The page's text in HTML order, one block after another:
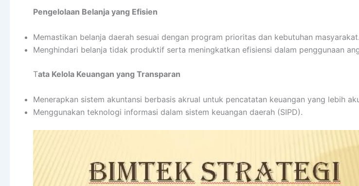
Pengelolaan Belanja yang Efisien
Memastikan belanja daerah sesuai dengan program prioritas dan kebutuhan masyarakat.
Menghindari belanja tidak produktif serta meningkatkan efisiensi dalam penggunaan
Tata Kelola Keuangan yang Transparan
Menerapkan sistem akuntansi berbasis akrual untuk pencatatan keuangan yang lebih
Menggunakan teknologi informasi dalam sistem keuangan daerah (SIPD).